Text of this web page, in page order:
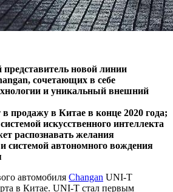
новой линии
сочетающих в себе
и уникальный внешний
продажу в Китае в конце 2020 года;
искусственного интеллекта
распознавать желания
системой автономного вождения
автомобиля Changan UNI-T
в Китае. UNI-T стал первым